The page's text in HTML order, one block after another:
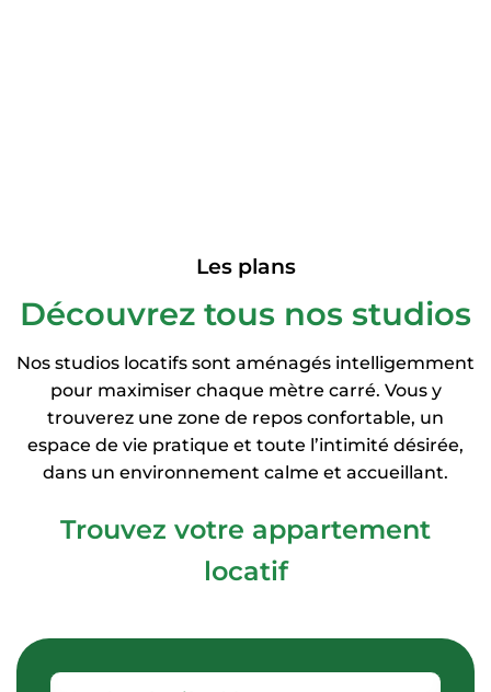
Les plans
Découvrez tous nos studios
Nos studios locatifs sont aménagés intelligemment
pour maximiser chaque mètre carré. Vous y
trouverez une zone de repos confortable, un
espace de vie pratique et toute l’intimité désirée,
dans un environnement calme et accueillant.
Trouvez votre appartement
locatif